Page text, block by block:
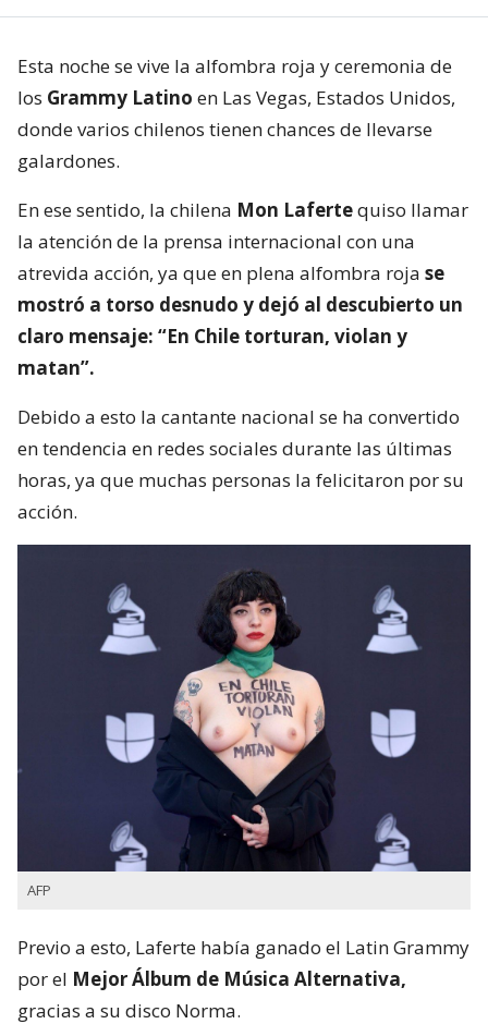
Esta noche se vive la alfombra roja y ceremonia de
los Grammy Latino en Las Vegas, Estados Unidos,
donde varios chilenos tienen chances de llevarse
galardones.
En ese sentido, la chilena Mon Lafertequiso llamar
la atención de la prensa internacional con una
atrevida acción, ya que en plena alfombra roja se
mostró a torso desnudo y dejó al descubierto un
claro mensaje: “En Chile torturan, violan y
matan”.
Debido a esto la cantante nacional se ha convertido
en tendencia en redes sociales durante las últimas
horas, ya que muchas personas la felicitaron por su
acción.
AFP
Previo a esto, Laferte había ganado el Latin Grammy
por el Mejor Álbum de Música Alternativa,
gracias a su disco Norma.